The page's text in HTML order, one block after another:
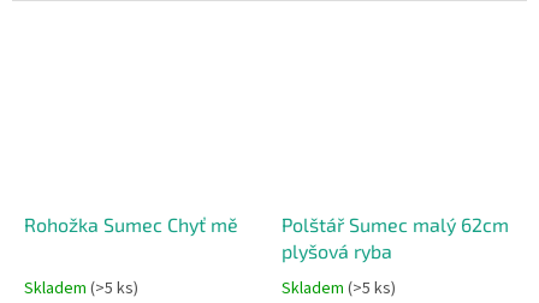
Rohožka Sumec Chyť mě
Skladem (>5 ks)
Polštář Sumec malý 62cm
plyšová ryba
Skladem (>5 ks)